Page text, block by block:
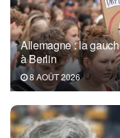
Allemagne : la
à Berlin
8 AOÛT 2026